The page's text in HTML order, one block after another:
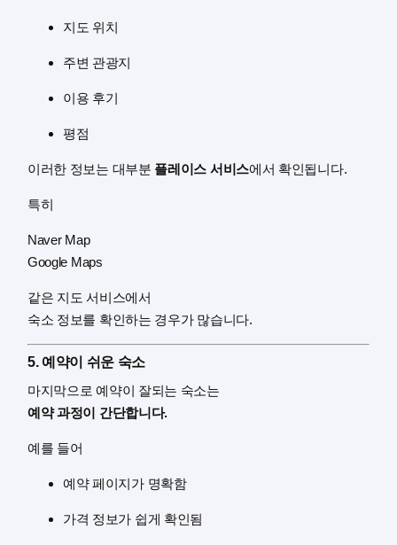
지도 위치
주변 관광지
이용 후기
평점
이러한 정보는 대부분 플레이스 서비스에서 확인됩니다.
특히
Naver Map
Google Maps
같은 지도 서비스에서
숙소 정보를 확인하는 경우가 많습니다.
5. 예약이 쉬운 숙소
마지막으로 예약이 잘되는 숙소는
예약 과정이 간단합니다.
예를 들어
예약 페이지가 명확함
가격 정보가 쉽게 확인됨